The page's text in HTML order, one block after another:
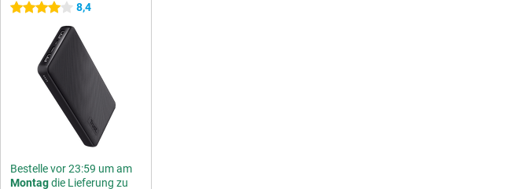
4 Sterne 8,4
Bestelle vor 23:59 um am
Montagdie Lieferung zu